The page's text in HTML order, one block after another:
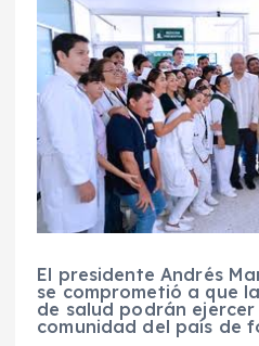
El presidente Andrés
se comprometió a que
de salud podrán
comunidad del país de